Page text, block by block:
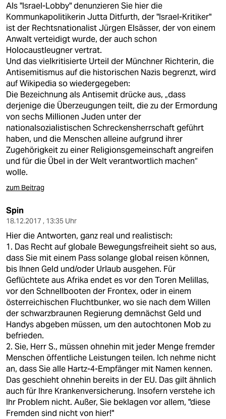
Als "Israel-Lobby" denunzieren Sie hier die
Kommunkapolitikerin Jutta Ditfurth, der "Israel-Kritiker"
ist der Rechtsnationalist Jürgen Elsässer, der von einem
Anwalt verteidigt wurde, der auch schon
Holocaustleugner vertrat.
Und das vielkritisierte Urteil der Münchner Richterin, die
Antisemitismus auf die historischen Nazis begrenzt, wird
auf Wikipedia so wiedergegeben:
Die Bezeichnung als Antisemit drücke aus, „dass
derjenige die Überzeugungen teilt, die zu der Ermordung
von sechs Millionen Juden unter der
nationalsozialistischen Schreckensherrschaft geführt
haben, und die Menschen alleine aufgrund ihrer
Zugehörigkeit zu einer Religionsgemeinschaft angreifen
und für die Übel in der Welt verantwortlich machen“
wolle.
zum Beitrag
Spin
18.12.2017 , 13:35 Uhr
Hier die Antworten, ganz real und realistisch:
1. Das Recht auf globale Bewegungsfreiheit sieht so aus,
dass Sie mit einem Pass solange global reisen können,
bis Ihnen Geld und/oder Urlaub ausgehen. Für
Geflüchtete aus Afrika endet es vor den Toren Melillas,
vor den Schnellbooten der Frontex, oder in einem
österreichischen Fluchtbunker, wo sie nach dem Willen
der schwarzbraunen Regierung demnächst Geld und
Handys abgeben müssen, um den autochtonen Mob zu
befrieden.
2. Sie, Herr S., müssen ohnehin mit jeder Menge fremder
Menschen öffentliche Leistungen teilen. Ich nehme nicht
an, dass Sie alle Hartz-4-Empfänger mit Namen kennen.
Das geschieht ohnehin bereits in der EU. Das gilt ähnlich
auch für Ihre Krankenversicherung. Insofern verstehe ich
Ihr Problem nicht. Außer, Sie beklagen vor allem, "diese
Fremden sind nicht von hier!"